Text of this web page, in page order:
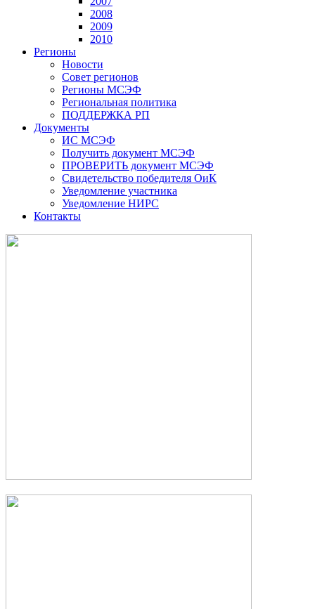
2008
2009
2010
Регионы
Новости
Совет регионов
Регионы МСЭФ
Региональная политика
ПОДДЕРЖКА РП
Документы
ИС МСЭФ
Получить документ МСЭФ
ПРОВЕРИТЬ документ МСЭФ
Свидетельство победителя ОиК
Уведомление участника
Уведомление НИРС
Контакты